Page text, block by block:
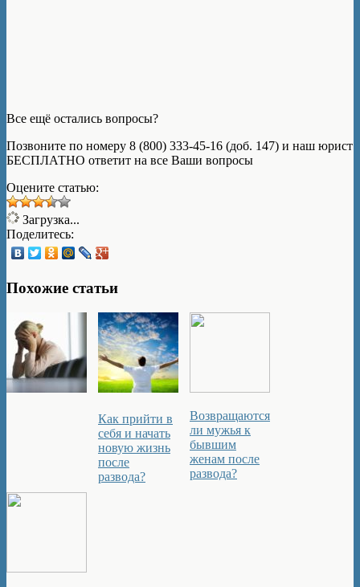
Все ещё остались вопросы?
Позвоните по номеру 8 (800) 333-45-16 (доб. 147) и наш юрист
БЕСПЛАТНО ответит на все Ваши вопросы
Оцените статью:
Загрузка...
Поделитесь:
Похожие статьи
Как прийти в
себя и начать
новую жизнь
после
развода?
Возвращаются
ли мужья к
бывшим
женам после
развода?